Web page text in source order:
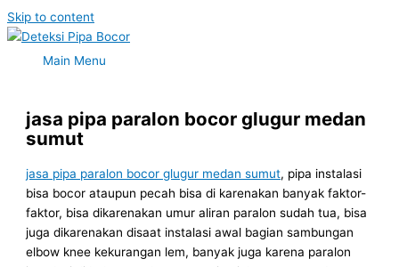
Skip to content
Main Menu
jasa pipa paralon bocor glugur medan
sumut
jasa pipa paralon bocor glugur medan sumut, pipa instalasi
bisa bocor ataupun pecah bisa di karenakan banyak faktor-
faktor, bisa dikarenakan umur aliran paralon sudah tua, bisa
juga dikarenakan disaat instalasi awal bagian sambungan
elbow knee kekurangan lem, banyak juga karena paralon